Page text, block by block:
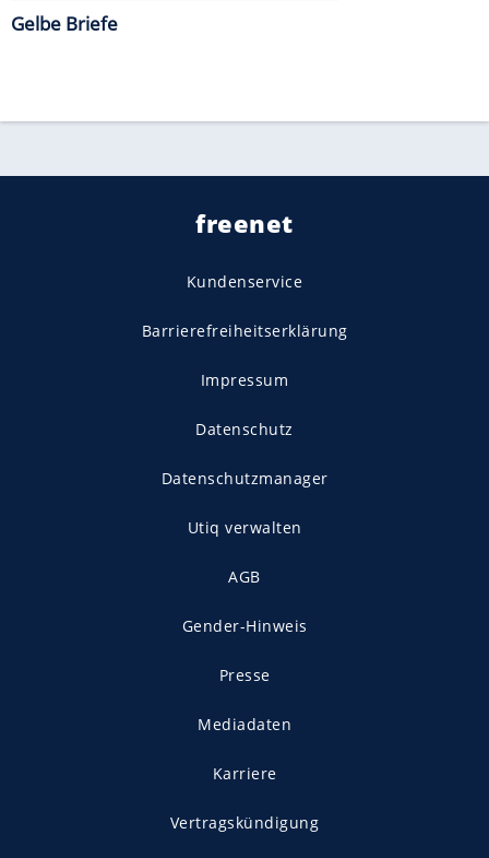
Gelbe Briefe
freenet
Kundenservice
Barrierefreiheitserklärung
Impressum
Datenschutz
Datenschutzmanager
Utiq verwalten
AGB
Gender-Hinweis
Presse
Mediadaten
Karriere
Vertragskündigung